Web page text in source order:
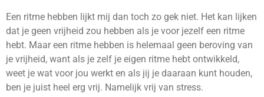
Een ritme hebben lijkt mij dan toch zo gek niet. Het kan lijken
dat je geen vrijheid zou hebben als je voor jezelf een ritme
hebt. Maar een ritme hebben is helemaal geen beroving van
je vrijheid, want als je zelf je eigen ritme hebt ontwikkeld,
weet je wat voor jou werkt en als jij je daaraan kunt houden,
ben je juist heel erg vrij. Namelijk vrij van stress.